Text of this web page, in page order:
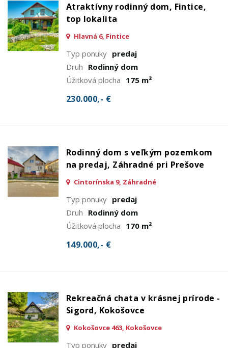
Atraktívny rodinný dom, Fintice,
top lokalita
Hlavná 6, Fintice
Typ ponuky predaj
Druh Rodinný dom
Úžitková plocha 175 m²
230.000,- €
Rodinný dom s veľkým pozemkom
na predaj, Záhradné pri Prešove
Cintorínska 9, Záhradné
Typ ponuky predaj
Druh Rodinný dom
Úžitková plocha 170 m²
149.000,- €
Rekreačná chata v krásnej prírode -
Sigord, Kokošovce
Kokošovce 463, Kokošovce
Typ ponuky predaj